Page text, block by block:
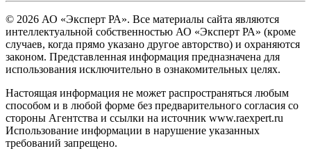
© 2026 АО «Эксперт РА». Все материалы сайта являются
интеллектуальной собственностью АО «Эксперт РА» (кроме
случаев, когда прямо указано другое авторство) и охраняются
законом. Представленная информация предназначена для
использования исключительно в ознакомительных целях.
Настоящая информация не может распространяться любым
способом и в любой форме без предварительного согласия со
стороны Агентства и ссылки на источник www.raexpert.ru
Использование информации в нарушение указанных
требований запрещено.